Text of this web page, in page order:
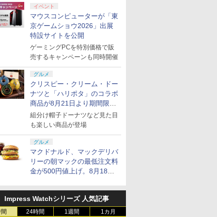
イベント
マウスコンピューターが「東
京ゲームショウ2026」出展
特設サイトを公開
ゲーミングPCを特別価格で販
売するキャンペーンも同時開催
グルメ
クリスピー・クリーム・ドー
ナツと「ハリポタ」のコラボ
商品が8月21日より期間限定
で発売
組分け帽子ドーナツなど見た目
も楽しい商品が登場
グルメ
マクドナルド、マックデリバ
リーの朝マックの最低注文料
金が500円値上げ。8月18日
Impress Watchシリーズ 人気記事
24時間 1週間 1カ月